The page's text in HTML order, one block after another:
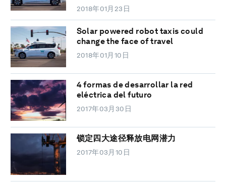
2018年01月23日
Solar powered robot taxis could
change the face of travel
2018年01月10日
4 formas de desarrollar la red
eléctrica del futuro
2017年03月30日
锁定四大途径释放电网潜力
2017年03月10日